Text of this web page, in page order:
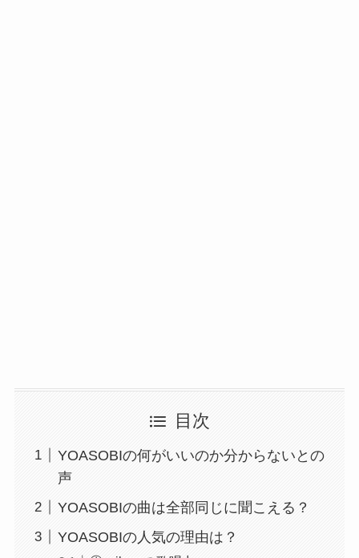
目次
YOASOBIの何がいいのか分からないとの
声
YOASOBIの曲は全部同じに聞こえる？
YOASOBIの人気の理由は？